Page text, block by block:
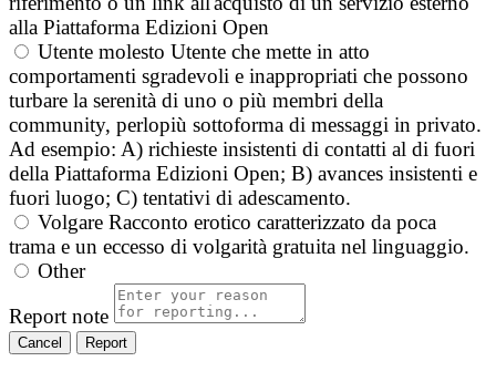
alla Piattaforma Edizioni Open
Utente molesto Utente che mette in atto
comportamenti sgradevoli e inappropriati che possono
turbare la serenità di uno o più membri della
community, perlopiù sottoforma di messaggi in privato.
Ad esempio: A) richieste insistenti di contatti al di fuori
della Piattaforma Edizioni Open; B) avances insistenti e
fuori luogo; C) tentativi di adescamento.
Volgare Racconto erotico caratterizzato da poca
trama e un eccesso di volgarità gratuita nel linguaggio.
Other
Report note
Report